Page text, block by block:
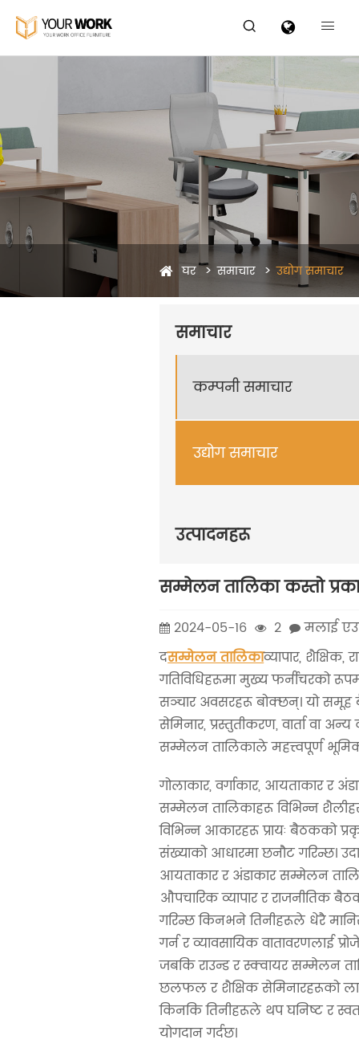
 
घर समाचार उद्योग समाचार
समाचार
कम्पनी समाचार
उद्योग समाचार
उत्पादनहरू
सम्मेलन तालिका कस्तो
2024-05-16 2
मलाई
दसम्मेलन तालिकाव्यापार, शैक्षिक,
गतिविधिहरूमा मुख्य फर्नीचरको
सञ्चार अवसरहरू बोक्छन्। यो समूह
सेमिनार, प्रस्तुतीकरण, वार्ता वा अन्य
सम्मेलन तालिकाले महत्त्वपूर्ण
गोलाकार, वर्गाकार, आयताकार र
सम्मेलन तालिकाहरू विभिन्न
विभिन्न आकारहरू प्रायः बैठकको
संख्याको आधारमा छनौट गरिन्छ।
आयताकार र अंडाकार सम्मेलन
औपचारिक व्यापार र राजनीतिक
गरिन्छ किनभने तिनीहरूले धेरै
गर्न र व्यावसायिक वातावरणलाई
जबकि राउन्ड र स्क्वायर सम्मेलन
छलफल र शैक्षिक सेमिनारहरूको
किनकि तिनीहरूले थप घनिष्ट र
योगदान गर्दछ।